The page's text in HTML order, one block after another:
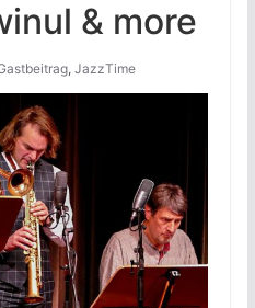
& more
, JazzTime